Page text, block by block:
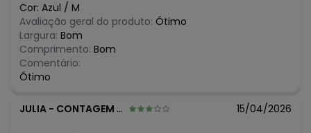
Cor: Azul / M
Avaliação geral do produto: Ótimo
Largura: Bom
Comprimento: Bom
Comentário:
Ótimo
JULIA - CONTAGEM - MG 15/04/2026